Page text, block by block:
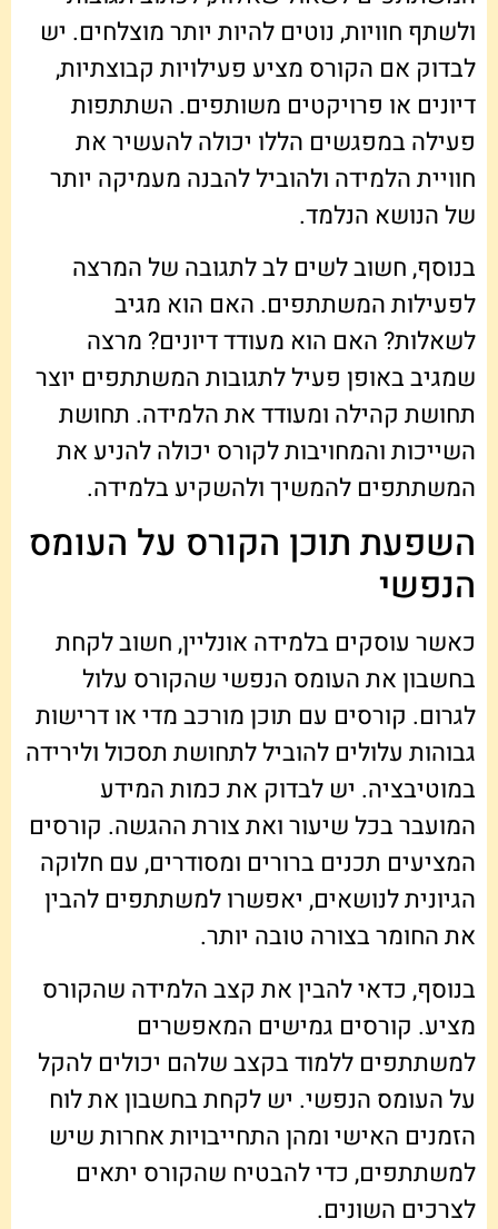
ולשתף חוויות, נוטים להיות יותר מוצלחים. יש
לבדוק אם הקורס מציע פעילויות קבוצתיות,
דיונים או פרויקטים משותפים. השתתפות
פעילה במפגשים הללו יכולה להעשיר את
חוויית הלמידה ולהוביל להבנה מעמיקה יותר
של הנושא הנלמד.
בנוסף, חשוב לשים לב לתגובה של המרצה
לפעילות המשתתפים. האם הוא מגיב
לשאלות? האם הוא מעודד דיונים? מרצה
שמגיב באופן פעיל לתגובות המשתתפים יוצר
תחושת קהילה ומעודד את הלמידה. תחושת
השייכות והמחויבות לקורס יכולה להניע את
המשתתפים להמשיך ולהשקיע בלמידה.
השפעת תוכן הקורס על העומס
הנפשי
כאשר עוסקים בלמידה אונליין, חשוב לקחת
בחשבון את העומס הנפשי שהקורס עלול
לגרום. קורסים עם תוכן מורכב מדי או דרישות
גבוהות עלולים להוביל לתחושת תסכול ולירידה
במוטיבציה. יש לבדוק את כמות המידע
המועבר בכל שיעור ואת צורת ההגשה. קורסים
המציעים תכנים ברורים ומסודרים, עם חלוקה
הגיונית לנושאים, יאפשרו למשתתפים להבין
את החומר בצורה טובה יותר.
בנוסף, כדאי להבין את קצב הלמידה שהקורס
מציע. קורסים גמישים המאפשרים
למשתתפים ללמוד בקצב שלהם יכולים להקל
על העומס הנפשי. יש לקחת בחשבון את לוח
הזמנים האישי ומהן התחייבויות אחרות שיש
למשתתפים, כדי להבטיח שהקורס יתאים
לצרכים השונים.